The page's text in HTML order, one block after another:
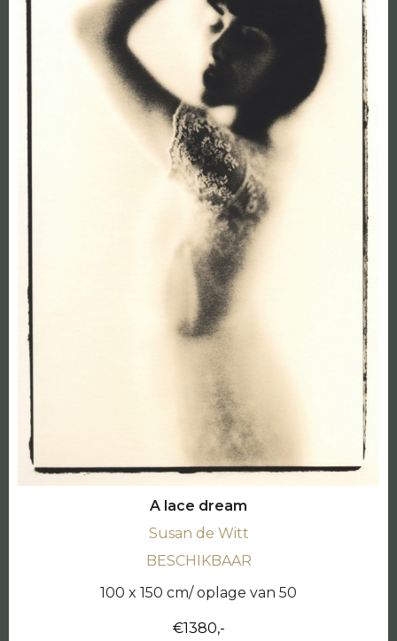
A lace dream
Susan de Witt
BESCHIKBAAR
100 x 150 cm/ oplage van 50
€1380,-